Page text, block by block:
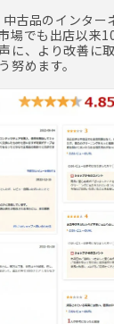
古品のインター
場でも出店以来10
に、より改善に
努めます。